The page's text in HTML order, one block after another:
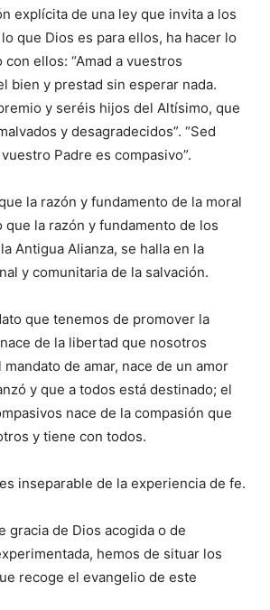
explícita de una ley que invita a los
que Dios es para ellos, ha hacer lo
ellos: “Amad a vuestros
bien y prestad sin esperar nada.
y seréis hijos del Altísimo, que
y desagradecidos”. “Sed
Padre es compasivo”.
la razón y fundamento de la moral
que la razón y fundamento de los
Antigua Alianza, se halla en la
y comunitaria de la salvación.
que tenemos de promover la
de la libertad que nosotros
de amar, nace de un amor
y que a todos está destinado; el
nace de la compasión que
y tiene con todos.
inseparable de la experiencia de fe.
gracia de Dios acogida o de
hemos de situar los
recoge el evangelio de este